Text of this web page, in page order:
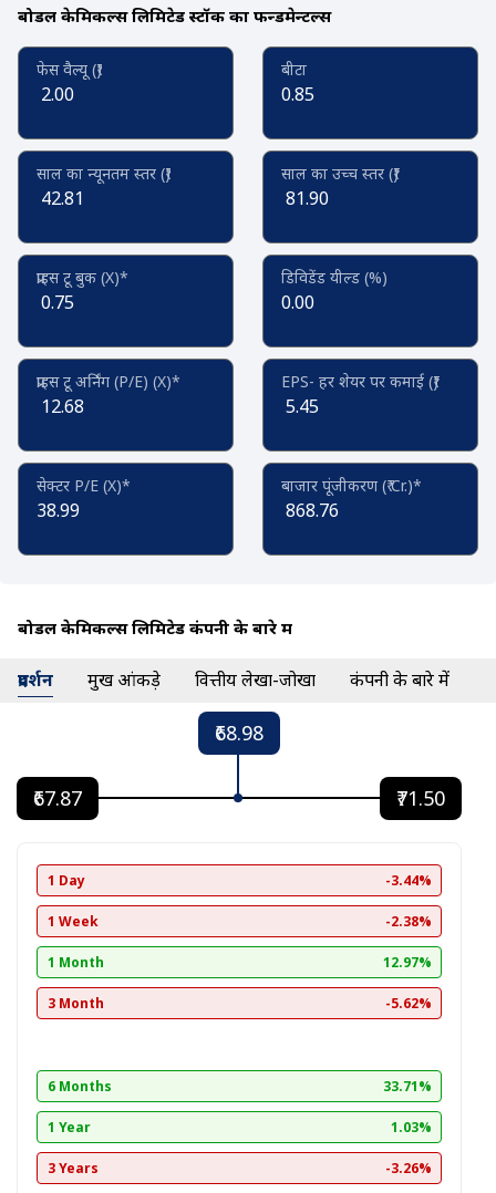
बोडल केमिकल्स लिमिटेड स्टॉक का फन्डमेन्टल्स
फेस वैल्यू (₹)
2.00
बीटा
0.85
साल का न्यूनतम स्तर (₹)
42.81
साल का उच्च स्तर (₹)
81.90
प्राइस टू बुक (X)*
0.75
डिविडेंड यील्ड (%)
0.00
प्राइस टू अर्निंग (P/E) (X)*
12.68
EPS- हर शेयर पर कमाई (₹)
5.45
सेक्टर P/E (X)*
38.99
बाजार पूंजीकरण (₹ Cr.)*
868.76
बोडल केमिकल्स लिमिटेड कंपनी के बारे में
प्रदर्शन प्रमुख आंकड़े वित्तीय लेखा-जोखा कंपनी के बारे में
₹68.98
₹67.87 ₹71.50
1 Day -3.44%
1 Week -2.38%
1 Month 12.97%
3 Month -5.62%
6 Months 33.71%
1 Year 1.03%
3 Years -3.26%